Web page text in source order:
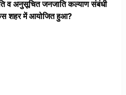
व अनुसूचित जनजाति कल्याण संबंधी
शहर में आयोजित हुआ?